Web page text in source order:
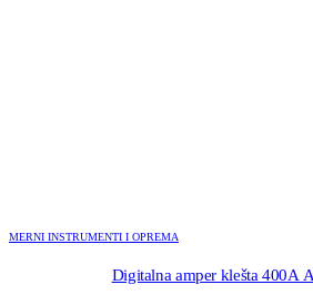
MERNI INSTRUMENTI I OPREMA
Digitalna amper klešta 400A